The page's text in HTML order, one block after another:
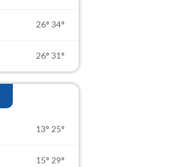
26° 34°
26° 31°
13° 25°
15° 29°